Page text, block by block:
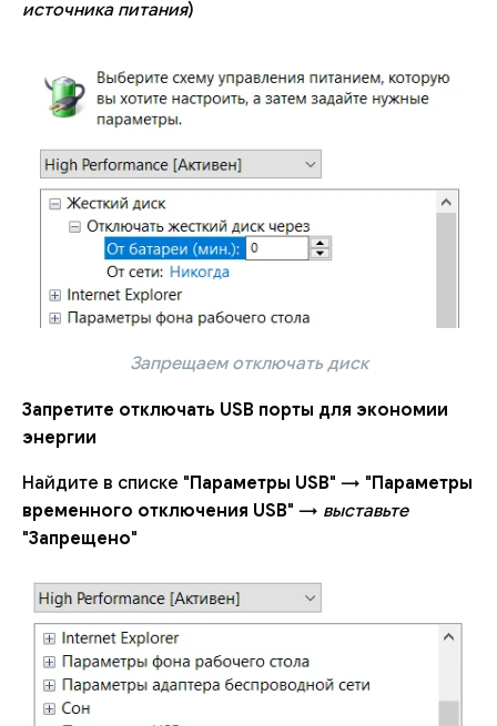
источника питания)
Запрещаем отключать диск
Запретите отключать USB порты для экономии
энергии
Найдите в списке "Параметры USB" → "Параметры
временного отключения USB" → выставьте
"Запрещено"